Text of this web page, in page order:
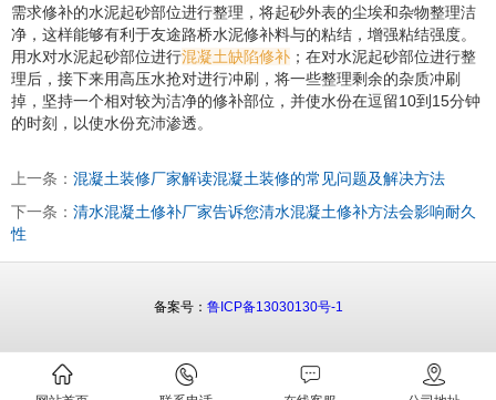
需求修补的水泥起砂部位进行整理，将起砂外表的尘埃和杂物整理洁
净，这样能够有利于友途路桥水泥修补料与的粘结，增强粘结强度。
用水对水泥起砂部位进行混凝土缺陷修补 ；在对水泥起砂部位进行整
理后，接下来用高压水抢对进行冲刷，将一些整理剩余的杂质冲刷
掉，坚持一个相对较为洁净的修补部位，并使水份在逗留10到15分钟
的时刻，以使水份充沛渗透。
上一条： 混凝土装修厂家解读混凝土装修的常见问题及解决方法
下一条： 清水混凝土修补厂家告诉您清水混凝土修补方法会影响耐久
性
备案号： 鲁ICP备13030130号-1